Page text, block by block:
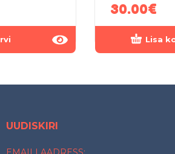
30.00€
Lisa
UUDISKIRI